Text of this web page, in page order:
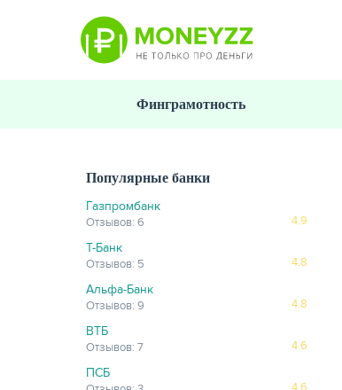
Финграмотность
Популярные банки
Газпромбанк
4.9
Отзывов: 6
Т-Банк
4.8
Отзывов: 5
Альфа-Банк
4.8
Отзывов: 9
ВТБ
4.6
Отзывов: 7
ПСБ